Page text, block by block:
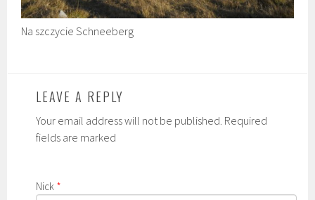
Na szczycie Schneeberg
LEAVE A REPLY
Your email address will not be published. Required
fields are marked
Nick *